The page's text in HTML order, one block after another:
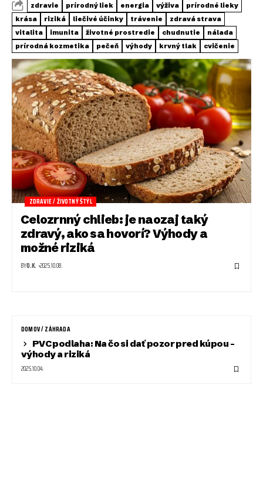
zdravie prírodný liek energia výživa
prírodné lieky
krása
riziká liečivé účinky trávenie
zdravá strava
vitalita
imunita životné prostredie chudnutie
nálada
prírodná kozmetika
pečeň výhody krvný tlak cvičenie
ZDRAVIE / ŽIVOTNÝ ŠTÝL
Celozrnný chlieb: je naozaj taký
zdravý, ako sa hovorí? Výhody a
možné riziká
BYO.K. 2025.10.08.
DOMOV / ZÁHRADA
PVC podlaha: Na čo si dať pozor pred kúpou –
výhody a riziká
2025.10.04.